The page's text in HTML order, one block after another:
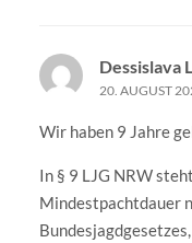
Dessislava
20. AUGUST
Wir haben 9 Jahre
In § 9 LJG NRW
Mindestpachtdauer